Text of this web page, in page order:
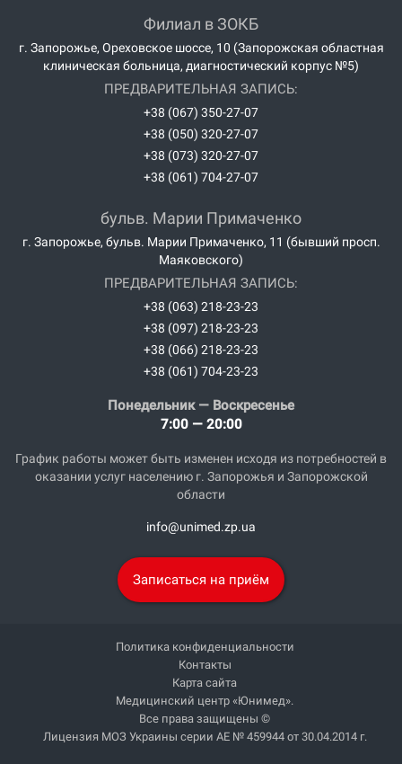
Понедельник — Воскресенье
7:00 — 20:00
График работы может быть изменен исходя из потребностей в
оказании услуг населению г. Запорожья и Запорожской
области
info@unimed.zp.ua
Записаться на приём
Филиал в ЗОКБ
г. Запорожье, Ореховское шоссе, 10 (Запорожская областная
клиническая больница, диагностический корпус №5)
ПРЕДВАРИТЕЛЬНАЯ ЗАПИСЬ:
+38 (067) 350-27-07
+38 (050) 320-27-07
+38 (073) 320-27-07
+38 (061) 704-27-07
бульв. Марии Примаченко
г. Запорожье, бульв. Марии Примаченко, 11 (бывший просп.
Маяковского)
ПРЕДВАРИТЕЛЬНАЯ ЗАПИСЬ:
+38 (063) 218-23-23
+38 (097) 218-23-23
+38 (066) 218-23-23
+38 (061) 704-23-23
Политика конфиденциальности
Контакты
Карта сайта
Медицинский центр «Юнимед».
Все права защищены ©
Лицензия МОЗ Украины серии АЕ № 459944 от 30.04.2014 г.